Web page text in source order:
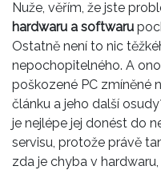
Nuže, věřím, že jste
hardwaru a softwaru
Ostatně není to nic
nepochopitelného. A ono
poškozené PC zmíněné
článku a jeho další
je nejlépe jej donést do
servisu, protože právě
zda je chyba v